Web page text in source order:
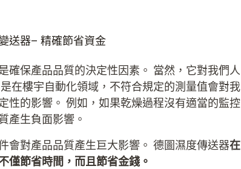
送器– 精確節省資金
確保產品品質的決定性因素。 當然，它對我們人
在樓宇自動化領域，不符合規定的測量值會對我
性的影響。 例如，如果乾燥過程沒有適當的監控
產生負面影響。
會對產品品質產生巨大影響。 德圖濕度傳送器在
僅節省時間，而且節省金錢。